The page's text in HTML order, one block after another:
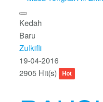
Kedah
Baru
Zulkifli
19-04-2016
2905 Hit(s)
Hot